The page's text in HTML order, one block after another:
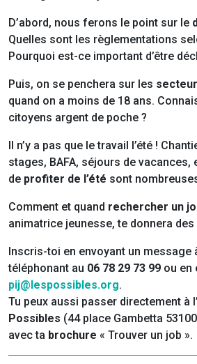
D’abord, nous ferons le point sur le
Quelles sont les règlementations
Pourquoi est-ce important d’être
Puis, on se penchera sur les
quand on a moins de 18 ans.
citoyens argent de poche ?
Il n’y a pas que le travail l’été !
stages, BAFA, séjours de
de profiter de l’été sont
Comment et quand rechercher un
animatrice jeunesse, te donnera
Inscris-toi en envoyant un message
téléphonant au 06 78 29 73 99 ou en
pij@lespossibles.org.
Tu peux aussi passer directement à l’
Possibles (44 place Gambetta
avec ta brochure « Trouver un job ».